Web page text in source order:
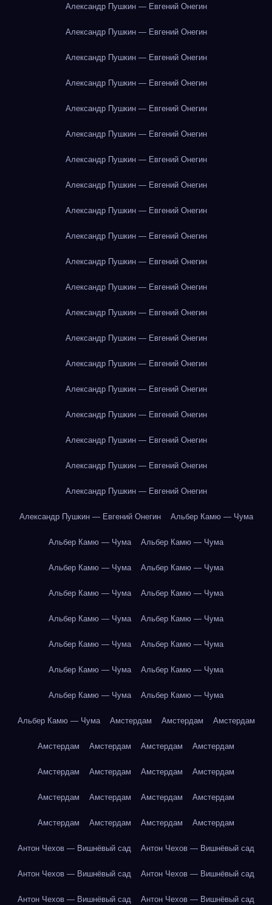
Александр Пушкин — Евгений Онегин
Александр Пушкин — Евгений Онегин
Александр Пушкин — Евгений Онегин
Александр Пушкин — Евгений Онегин
Александр Пушкин — Евгений Онегин
Александр Пушкин — Евгений Онегин
Александр Пушкин — Евгений Онегин
Александр Пушкин — Евгений Онегин
Александр Пушкин — Евгений Онегин
Александр Пушкин — Евгений Онегин
Александр Пушкин — Евгений Онегин
Александр Пушкин — Евгений Онегин
Александр Пушкин — Евгений Онегин
Александр Пушкин — Евгений Онегин
Александр Пушкин — Евгений Онегин
Александр Пушкин — Евгений Онегин
Александр Пушкин — Евгений Онегин
Александр Пушкин — Евгений Онегин
Александр Пушкин — Евгений Онегин
Александр Пушкин — Евгений Онегин
Александр Пушкин — Евгений Онегин Альбер Камю — Чума
Альбер Камю — Чума Альбер Камю — Чума
Альбер Камю — Чума Альбер Камю — Чума
Альбер Камю — Чума Альбер Камю — Чума
Альбер Камю — Чума Альбер Камю — Чума
Альбер Камю — Чума Альбер Камю — Чума
Альбер Камю — Чума Альбер Камю — Чума
Альбер Камю — Чума Альбер Камю — Чума
Альбер Камю — Чума Амстердам Амстердам Амстердам
Амстердам Амстердам Амстердам Амстердам
Амстердам Амстердам Амстердам Амстердам
Амстердам Амстердам Амстердам Амстердам
Амстердам Амстердам Амстердам Амстердам
Антон Чехов — Вишнёвый сад Антон Чехов — Вишнёвый сад
Антон Чехов — Вишнёвый сад Антон Чехов — Вишнёвый сад
Антон Чехов — Вишнёвый сад Антон Чехов — Вишнёвый сад